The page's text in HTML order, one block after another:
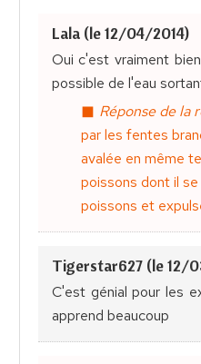
Lala (le 12/04/2014)
Oui c'est vraiment
possible de l'eau
Réponse de la
par les fentes
avalée en même
poissons dont il
poissons et
Tigerstar627 (le 12/
C'est génial pour les
apprend beaucoup